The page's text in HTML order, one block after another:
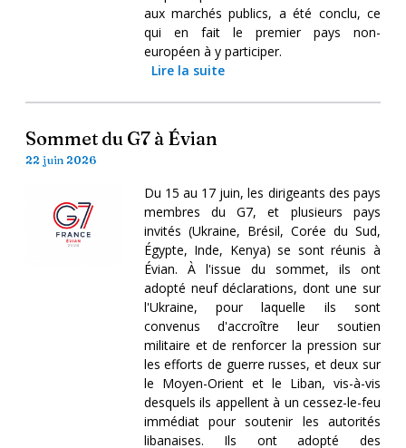
aux marchés publics, a été conclu, ce
qui en fait le premier pays non-
européen à y participer.
Lire la suite
Sommet du G7 à Évian
22 juin 2026
Du 15 au 17 juin, les dirigeants des pays
membres du G7, et plusieurs pays
invités (Ukraine, Brésil, Corée du Sud,
Égypte, Inde, Kenya) se sont réunis à
Évian. À l'issue du sommet, ils ont
adopté neuf déclarations, dont une sur
l'Ukraine, pour laquelle ils sont
convenus d'accroître leur soutien
militaire et de renforcer la pression sur
les efforts de guerre russes, et deux sur
le Moyen-Orient et le Liban, vis-à-vis
desquels ils appellent à un cessez-le-feu
immédiat pour soutenir les autorités
libanaises. Ils ont adopté des